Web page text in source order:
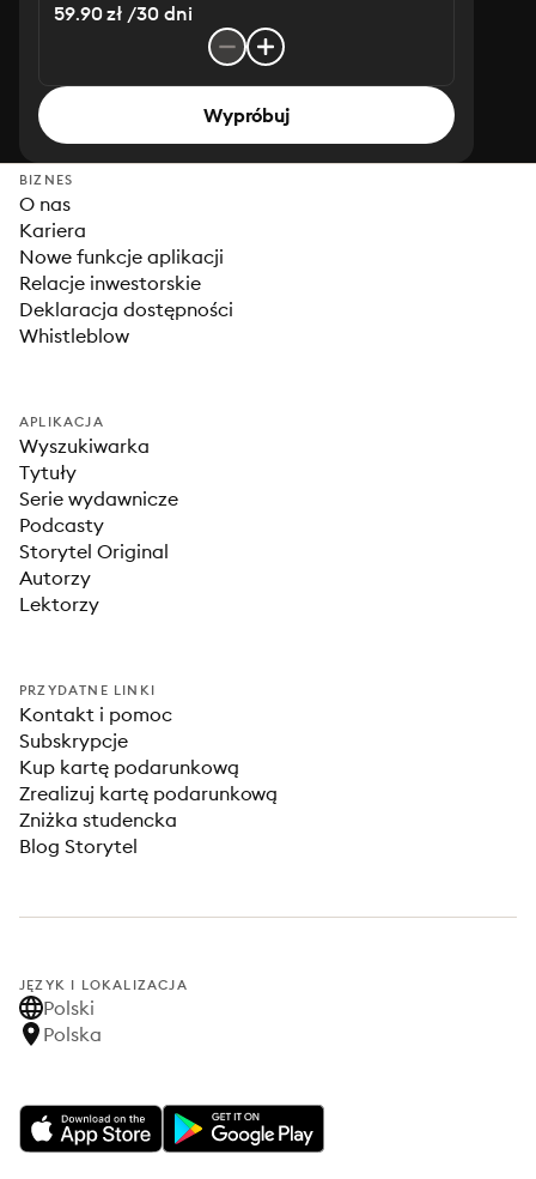
59.90 zł /30 dni
Wypróbuj
BIZNES
O nas
Kariera
Nowe funkcje aplikacji
Relacje inwestorskie
Deklaracja dostępności
Whistleblow
APLIKACJA
Wyszukiwarka
Tytuły
Serie wydawnicze
Podcasty
Storytel Original
Autorzy
Lektorzy
PRZYDATNE LINKI
Kontakt i pomoc
Subskrypcje
Kup kartę podarunkową
Zrealizuj kartę podarunkową
Zniżka studencka
Blog Storytel
JĘZYK I LOKALIZACJA
Polski
Polska